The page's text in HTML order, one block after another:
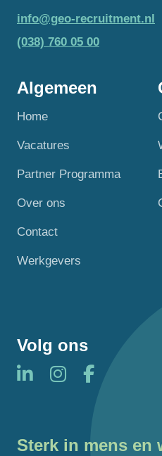
info@geo-recruitment.nl
(038) 760 05 00
Algemeen
Home
Vacatures
Partner Programma
Over ons
Contact
Werkgevers
Volg ons
Sterk in mens en